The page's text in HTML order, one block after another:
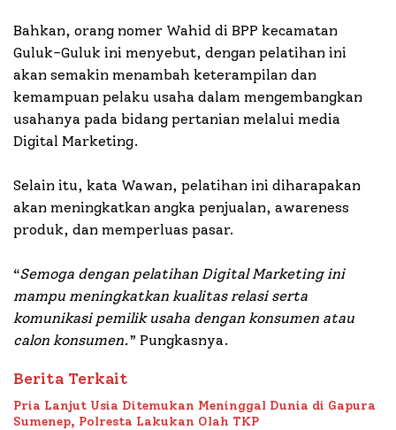
Bahkan, orang nomer Wahid di BPP kecamatan
Guluk-Guluk ini menyebut, dengan pelatihan ini
akan semakin menambah keterampilan dan
kemampuan pelaku usaha dalam mengembangkan
usahanya pada bidang pertanian melalui media
Digital Marketing.
Selain itu, kata Wawan, pelatihan ini diharapakan
akan meningkatkan angka penjualan, awareness
produk, dan memperluas pasar.
“Semoga dengan pelatihan Digital Marketing ini
mampu meningkatkan kualitas relasi serta
komunikasi pemilik usaha dengan konsumen atau
calon konsumen.” Pungkasnya.
Berita Terkait
Pria Lanjut Usia Ditemukan Meninggal Dunia di Gapura
Sumenep, Polresta Lakukan Olah TKP